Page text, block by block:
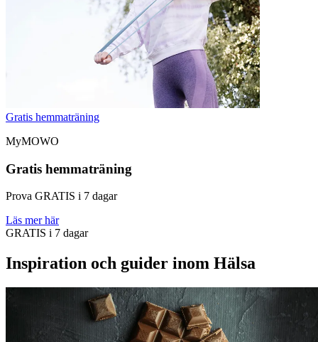
Gratis hemmaträning
MyMOWO
Gratis hemmaträning
Prova GRATIS i 7 dagar
Läs mer här
GRATIS i 7 dagar
Inspiration och guider inom Hälsa